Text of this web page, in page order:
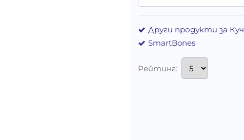
Други продукти за
SmartBones
Рейтинг: